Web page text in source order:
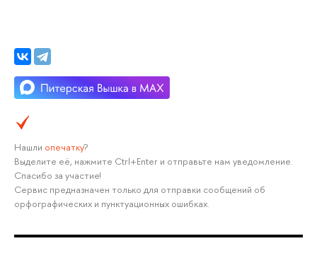
Нашли опечатку?
Выделите её, нажмите Ctrl+Enter и отправьте нам уведомление.
Спасибо за участие!
Сервис предназначен только для отправки сообщений об
орфографических и пунктуационных ошибках.